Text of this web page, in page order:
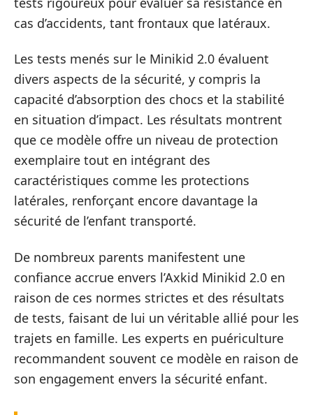
cas d’accidents, tant frontaux que latéraux.
Les tests menés sur le Minikid 2.0 évaluent
divers aspects de la sécurité, y compris la
capacité d’absorption des chocs et la stabilité
en situation d’impact. Les résultats montrent
que ce modèle offre un niveau de protection
exemplaire tout en intégrant des
caractéristiques comme les protections
latérales, renforçant encore davantage la
sécurité de l’enfant transporté.
De nombreux parents manifestent une
confiance accrue envers l’Axkid Minikid 2.0 en
raison de ces normes strictes et des résultats
de tests, faisant de lui un véritable allié pour les
trajets en famille. Les experts en puériculture
recommandent souvent ce modèle en raison de
son engagement envers la sécurité enfant.